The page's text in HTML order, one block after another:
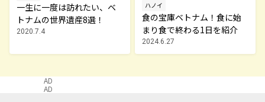
一生に一度は訪れたい、ベ
トナムの世界遺産8選！
2020.7.4
ハノイ
食の宝庫ベトナム！食に始
まり食で終わる1日を紹介
2024.6.27
AD
AD